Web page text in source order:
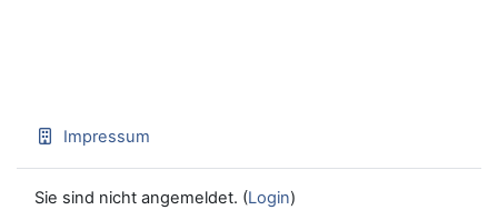
Impressum
Sie sind nicht angemeldet. (Login)